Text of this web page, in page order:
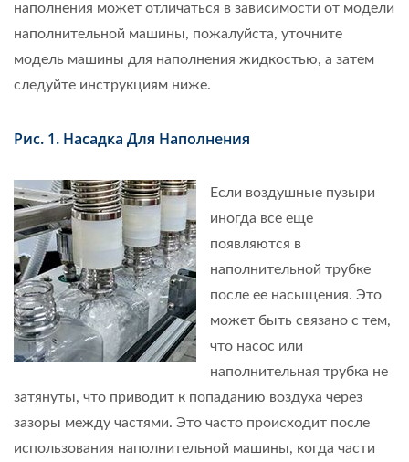
наполнения может отличаться в зависимости от модели
наполнительной машины, пожалуйста, уточните
модель машины для наполнения жидкостью, а затем
следуйте инструкциям ниже.
Рис. 1. Насадка Для Наполнения
Если воздушные пузыри
иногда все еще
появляются в
наполнительной трубке
после ее насыщения. Это
может быть связано с тем,
что насос или
наполнительная трубка не
затянуты, что приводит к попаданию воздуха через
зазоры между частями. Это часто происходит после
использования наполнительной машины, когда части